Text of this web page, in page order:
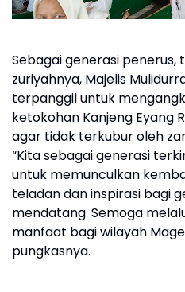
Sebagai generasi penerus,
zuriyahnya, Majelis
terpanggil untuk
ketokohan Kanjeng Eyang
agar tidak terkubur oleh
“Kita sebagai generasi
untuk memunculkan
teladan dan inspirasi bagi
mendatang. Semoga
manfaat bagi wilayah
pungkasnya.